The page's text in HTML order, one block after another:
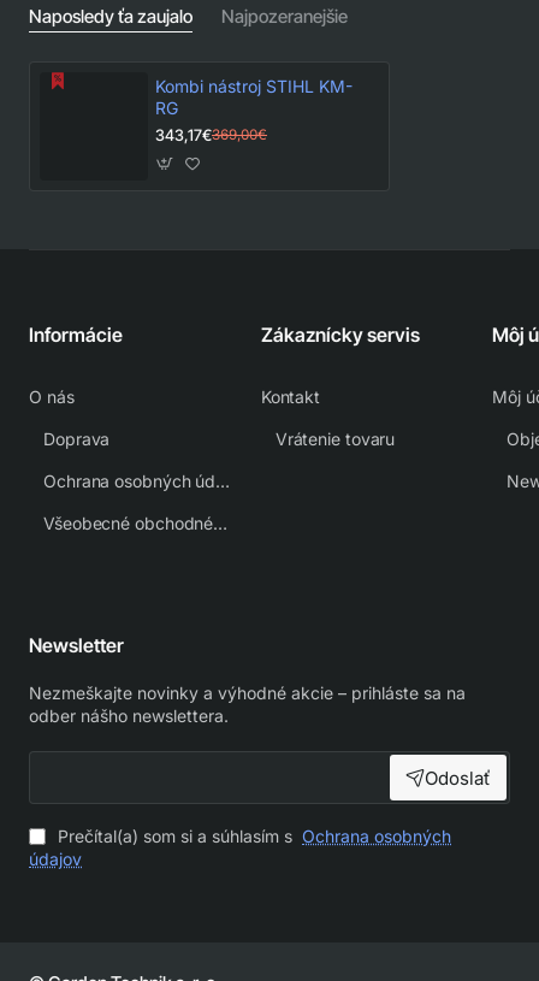
Naposledy ťa zaujalo Najpozeranejšie
Kombi nástroj STIHL KM-
RG
343,17€369,00€
Informácie
O nás
Doprava
Ochrana osobných údajov
Všeobecné obchodné podmienky
Zákaznícky servis
Kontakt
Vrátenie tovaru
Môj
Môj
Newsletter
Nezmeškajte novinky a výhodné akcie – prihláste sa na
odber nášho newslettera.
Odoslať
Prečítal(a) som si a súhlasím s Ochrana osobných
údajov